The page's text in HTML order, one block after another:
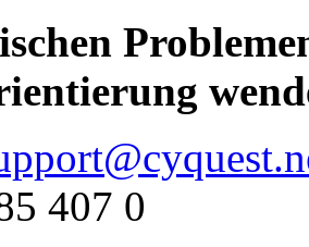
407 0